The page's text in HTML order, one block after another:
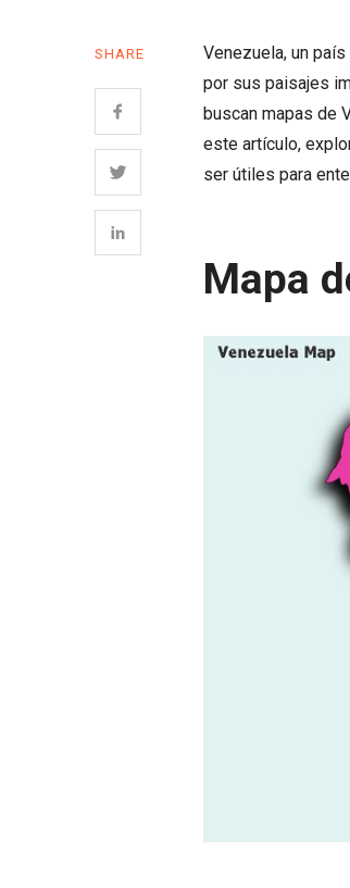
SHARE
Venezuela, un
por sus paisajes
buscan mapas de
este artículo,
ser útiles para
Mapa